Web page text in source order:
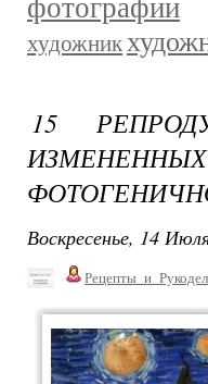
фотографии
художник
15
Воскресенье, 14